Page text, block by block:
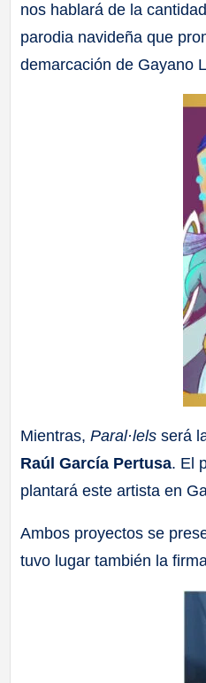
nos hablará de la
parodia navideña que
demarcación de Gayano
Mientras,Paral·lels será
Raúl García Pertusa. El
plantará este artista en
Ambos proyectos se
tuvo lugar también la